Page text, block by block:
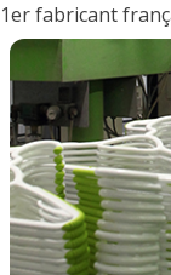
1er fabricant